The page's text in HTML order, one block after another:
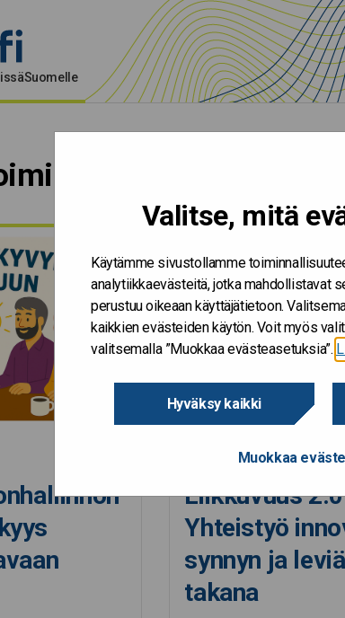
Valitse, mitä
Käytämme sivustollamme
analytiikkaevästeitä, jotka mahdollistavat
perustuu oikeaan käyttäjätietoon.
kaikkien evästeiden käytön. Voit myös
valitsemalla ”Muokkaa evästeasetuksia”.
Hyväksy kaikki
Muokkaa
21.11.2022
Liikkuvuus
Yhteistyö
synnyn ja
takana